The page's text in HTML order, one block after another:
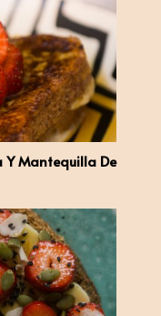
Y Mantequilla De